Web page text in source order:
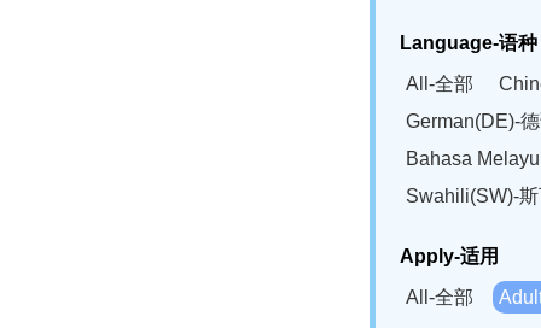
Language-语种
All-全部
German(DE)-
Bahasa
Swahili(SW)-
Apply-适用
All-全部